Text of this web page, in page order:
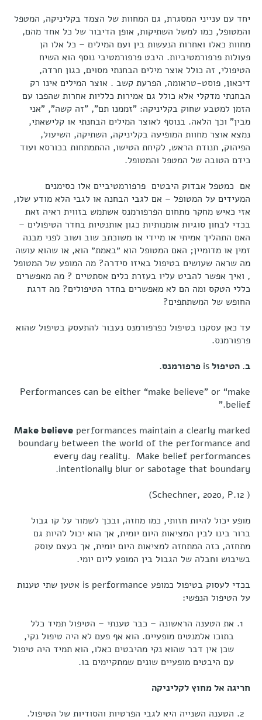
יחד עם ענייני המסגרת, גם המחוות של הצמד בקליניקה, המטפל
והמטופל, כמו למשל השתיקות, אופן הדיבור של כל אחד מהם,
מחוות כאלו ואחרות הנעשות בין ועם המילים – כל אלו הן
פעולות פרפורמטיביות. היבט פרפורמטיבי נוסף הוא השיח
הטיפולי, זה כולל אוצר מילים הבחנתי מסוים, כגון חרדה,
דיכאון, פוסט-טראומה, הפרעת קשב . אוצר המילים אינו רק
הבחנתי מדקלי אלא כולל גם אמירות כלליות אחרות שהפכו עם
הזמן למטבע שחוק בקליניקה: "זממנו תם", "זה קשה", "אני
מבין" וכך הלאה. בנוסף לאוצר המילים הבחנתי או קלישאתי,
נמצא אוצר מחוות המופיעה בקליניקה, השתיקה, השיעול,
הפיהוק, תנודת הראש, לקיחת הטישו, ההתמתחות בכורסא ועוד
כידם הטובה של המטפל והמטופל.
אם כמטפל אבדוק היבטים פרפורמטיביים אלו כסימנים
המעידים על המטופל – אם לגבי הבחנה או לגבי הלא מודע שלו,
אזי כאיש מחקר מתחום הפרפורמנס אשתמש בזווית ראיה זאת
בכדי לבחון סוגיות אומנותיות כגון אותנטיות בחדר הטיפולים –
האם התהליך אמיתי או מיידי או משוכתב שוב ושוב לפני מבנה
זמין או מדומיין; האם המטופל הוא ״באמת״ הוא, או שהוא עושה
מה שראה שעושים בטיפול באיזו סידרה? מה המופע של המטופל
, ואיך אפשר להביט עליו בעזרת כלים אסתטיים ? מה מאפשרים
כללי הטקס ומה הם לא מאפשרים בחדר הטיפולים? מה דרגת
החופש של המשתתפים?
עד כאן עסקנו בטיפול כפרפורמנס נעבור להתעסק בטיפול שהוא
פרפורמנס.
ב. הטיפולis פרפורמנס.
Performances can be either “make believe” or “make
belief.”
Make believe performances maintain a clearly marked
boundary between the world of the performance and
every day reality. Make belief performances
intentionally blur or sabotage that boundary.
( Schechner, 2020, P.12)
מופע יכול להיות חזותי, כמו מחזה, ובכך לשמור על קו גבול
ברור בינו לבין המציאות היום יומית, אך הוא יכול להיות גם
מתחזה, כזה המתחזה למציאות היום יומית, אך בעצם עוסק
בשיבוש וחבלה של הגבול בין המופע ליום יומי.
בכדי לעסוק בטיפול כמופע is performance אטען שתי טענות
על הטיפול הנפשי:
את הטענה הראשונה – כבר טענתי – הטיפול תמיד כלל
בתוכו אלמנטים מופעיים. הוא אף פעם לא היה טיפול נקי,
שכן אין דבר שהוא נקי מהיבטים כאלו, הוא תמיד היה טיפול
עם היבטים מופעיים שונים שמתקיימים בו.
חריגה אל מחוץ לקליניקה
הטענה השנייה היא לגבי הפרטיות והסודיות של הטיפול.